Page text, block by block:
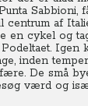
Sabbioni,
centrum af
en cykel og
Igen
inden
De små
værd og